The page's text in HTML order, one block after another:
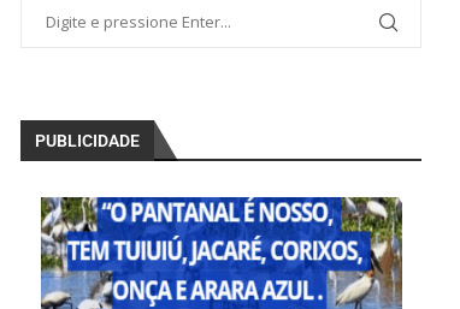
PUBLICIDADE